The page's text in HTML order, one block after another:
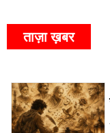
ताज़ा ख़बर